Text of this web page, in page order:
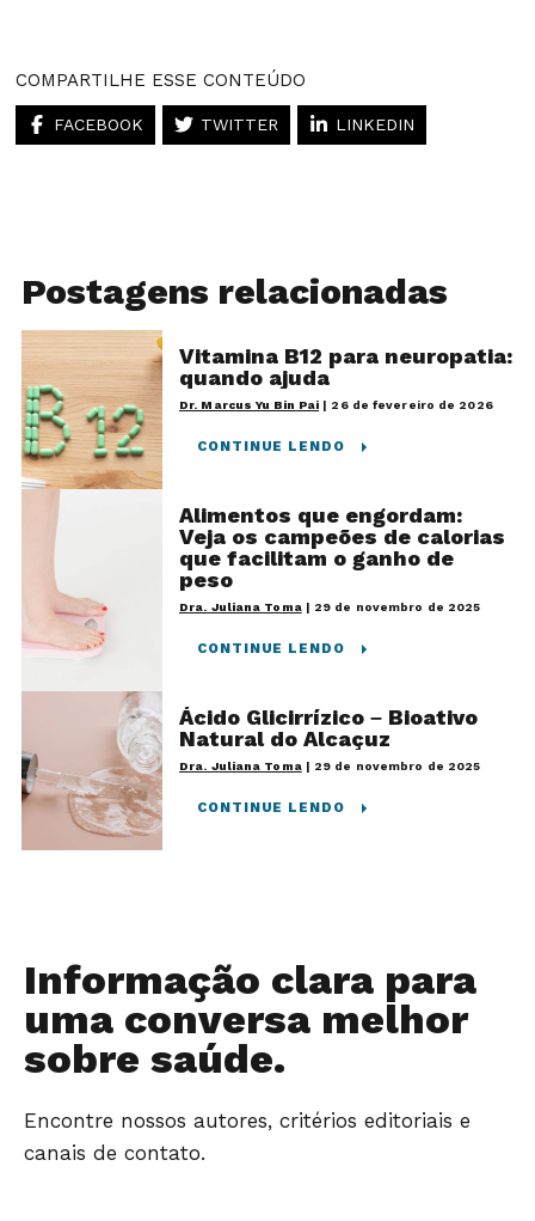
COMPARTILHE ESSE CONTEÚDO
FACEBOOK TWITTER LINKEDIN
Postagens relacionadas
Vitamina B12 para neuropatia:
quando ajuda
Dr. Marcus Yu Bin Pai | 26 de fevereiro de 2026
CONTINUE LENDO
Alimentos que engordam:
Veja os campeões de calorias
que facilitam o ganho de
peso
Dra. Juliana Toma| 29 de novembro de 2025
CONTINUE LENDO
Ácido Glicirrízico – Bioativo
Natural do Alcaçuz
Dra. Juliana Toma| 29 de novembro de 2025
CONTINUE LENDO
Informação clara para
uma conversa melhor
sobre saúde.
Encontre nossos autores, critérios editoriais e
canais de contato.